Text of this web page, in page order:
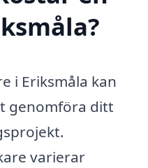
i Eriksmåla kan
genomföra ditt
varierar